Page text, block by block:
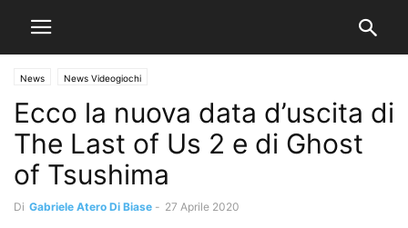
News News Videogiochi
Ecco la nuova data d’uscita di
The Last of Us 2 e di Ghost
of Tsushima
Di Gabriele Atero Di Biase - 27 Aprile 2020